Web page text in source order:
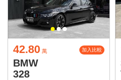
42.80 萬 加入比較
BMW
328